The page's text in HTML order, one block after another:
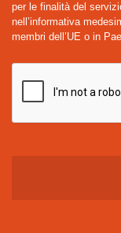
per le finalità del
nell’informativa
membri dell’UE o in